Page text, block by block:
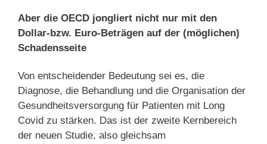
Aber die OECD jongliert nicht nur mit den
Dollar-bzw. Euro-Beträgen auf der (möglichen)
Schadensseite
Von entscheidender Bedeutung sei es, die
Diagnose, die Behandlung und die Organisation der
Gesundheitsversorgung für Patienten mit Long
Covid zu stärken. Das ist der zweite Kernbereich
der neuen Studie, also gleichsam